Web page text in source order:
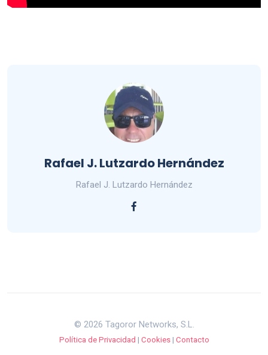
Rafael J. Lutzardo Hernández
Rafael J. Lutzardo Hernández
© 2026 Tagoror Networks, S.L.
Política de Privacidad | Cookies| Contacto